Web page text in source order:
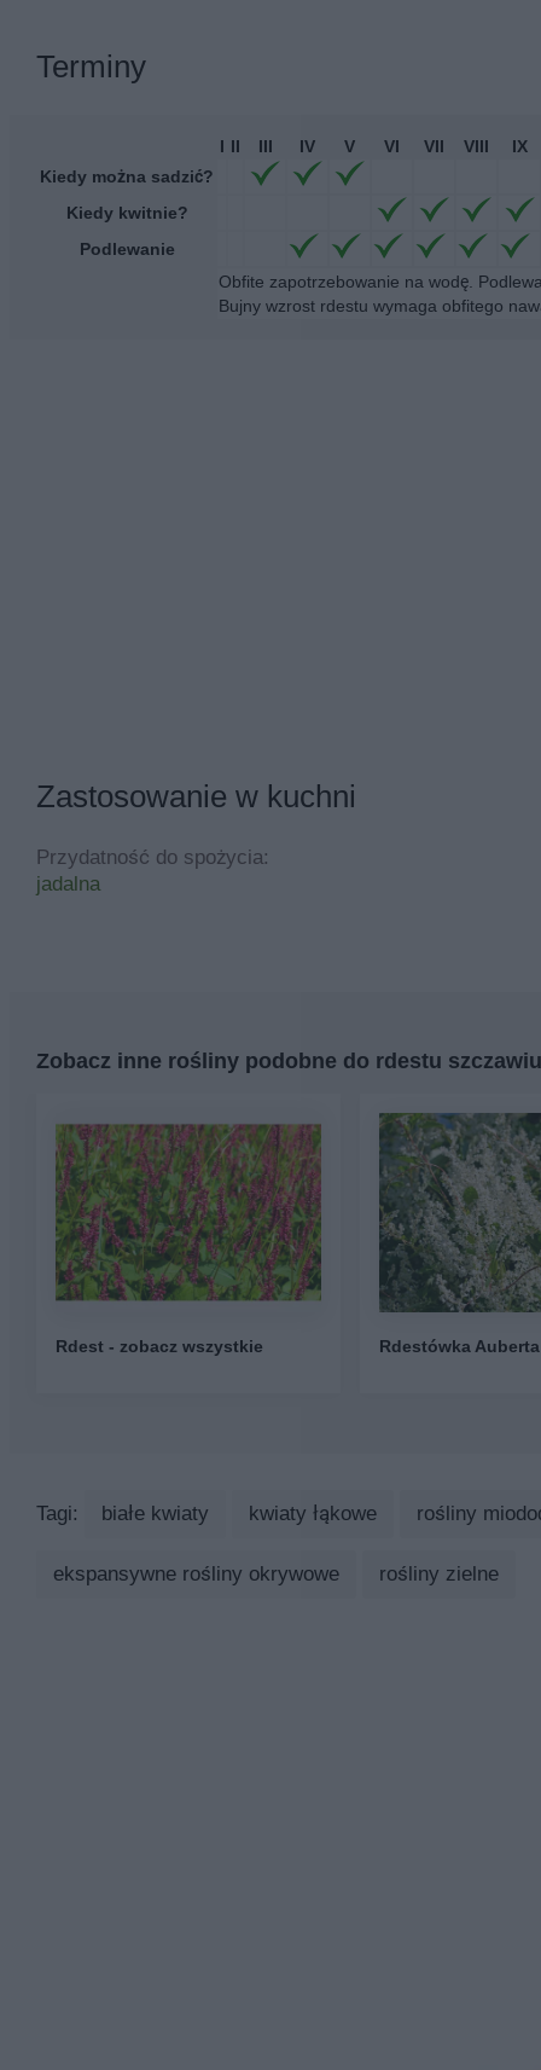
Terminy
I II III IV V VI VII VIII
IX
Kiedy można sadzić?
Kiedy kwitnie?
Podlewanie
Obfite zapotrzebowanie na wodę.
Bujny wzrost rdestu wymaga obfitego
Zastosowanie w kuchni
Przydatność do spożycia:
jadalna
Zobacz inne rośliny podobne do rdestu
Rdest - zobacz wszystkie Rdestówka Auberta
Tagi: białe kwiaty kwiaty łąkowe rośliny
ekspansywne rośliny okrywowe rośliny zielne